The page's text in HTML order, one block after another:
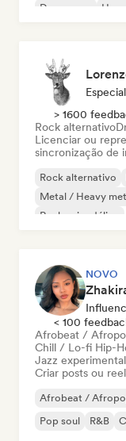
Dream pop
> 1600
Rock alternativo
Licenciar ou
sincronização de
Rock alternativo
Metal / Heavy
Rock psicodélico
NOVO
< 100
Afrobeat /
Chill / Lo-fi Hip-
Jazz experimental
Criar posts ou
Afrobeat /
Pop soul
R&B